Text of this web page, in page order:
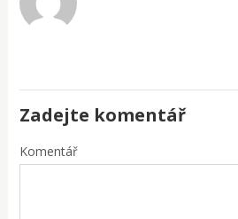
Zadejte komentář
Komentář